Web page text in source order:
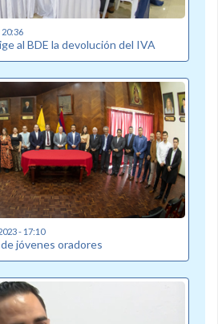
al BDE la devolución del IVA
- 17:10
jóvenes oradores